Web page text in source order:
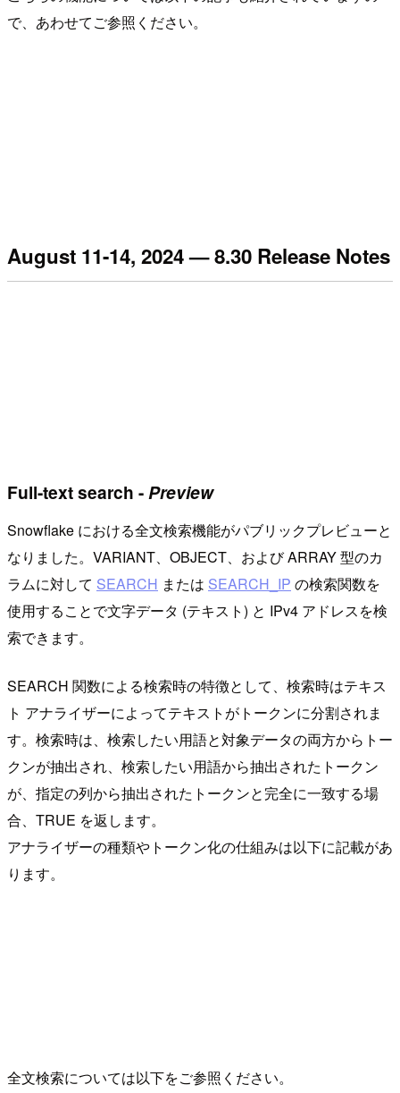
で、あわせてご参照ください。
August 11-14, 2024 — 8.30 Release Notes
Full-text search -Preview
Snowflake における全文検索機能がパブリックプレビューと
なりました。VARIANT、OBJECT、および ARRAY 型のカ
ラムに対して SEARCH または SEARCH_IP の検索関数を
使用することで文字データ (テキスト) と IPv4 アドレスを検
索できます。
SEARCH 関数による検索時の特徴として、検索時はテキス
ト アナライザーによってテキストがトークンに分割されま
す。検索時は、検索したい用語と対象データの両方からトー
クンが抽出され、検索したい用語から抽出されたトークン
が、指定の列から抽出されたトークンと完全に一致する場
合、TRUE を返します。
アナライザーの種類やトークン化の仕組みは以下に記載があ
ります。
全文検索については以下をご参照ください。